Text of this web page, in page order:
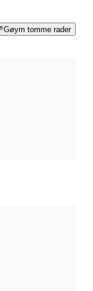
Gøym tomme rader